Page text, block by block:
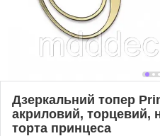
Дзеркальний топер
акриловий, торцевий,
торта принцеса